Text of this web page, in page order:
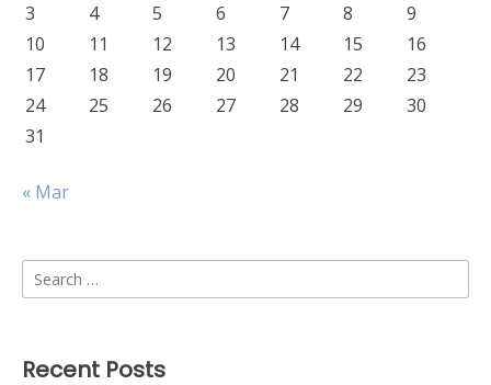
3
4 5 6 7 8
9
10
11 12 13 14 15
16
17
18 19 20 21 22
23
24
25 26 27 28 29
30
31
« Mar
Search
for:
Recent Posts